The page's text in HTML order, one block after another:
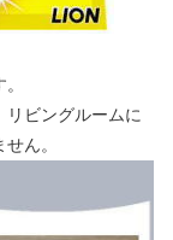
リビングルームに
ん。